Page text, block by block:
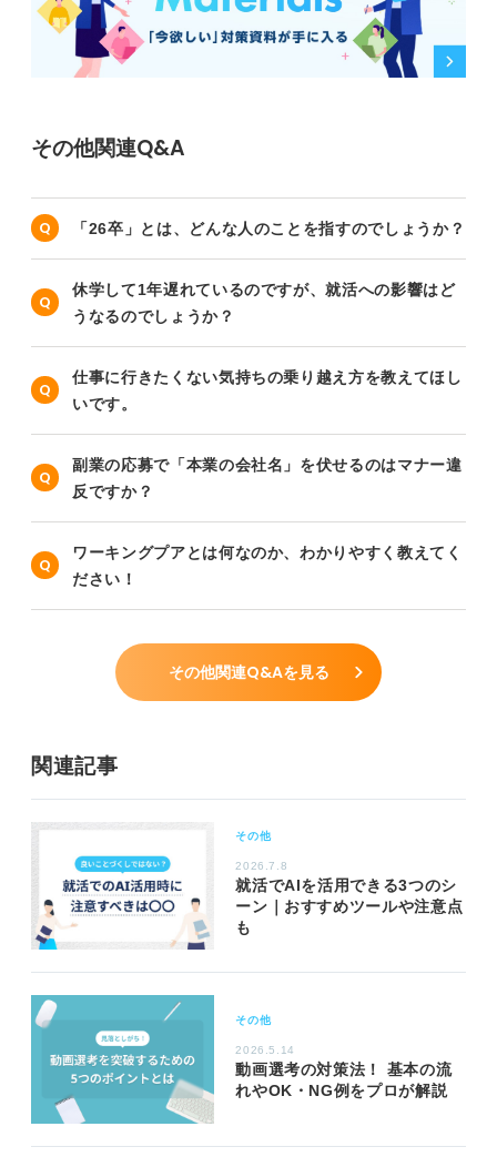
その他関連Q&A
「26卒」とは、どんな人のことを指すのでしょうか？
休学して1年遅れているのですが、就活への影響はど
うなるのでしょうか？
仕事に行きたくない気持ちの乗り越え方を教えてほし
いです。
副業の応募で「本業の会社名」を伏せるのはマナー違
反ですか？
ワーキングプアとは何なのか、わかりやすく教えてく
ださい！
その他関連Q&Aを見る
関連記事
その他
2026.7.8
就活でAIを活用できる3つのシ
ーン｜おすすめツールや注意点
も
その他
2026.5.14
動画選考の対策法！ 基本の流
れやOK・NG例をプロが解説